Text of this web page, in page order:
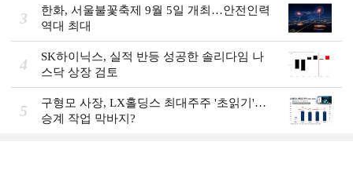
3
한화, 서울불꽃축제 9월 5일 개최…안전인력
역대 최대
4
SK하이닉스, 실적 반등 성공한 솔리다임 나
스닥 상장 검토
5
구형모 사장, LX홀딩스 최대주주 '초읽기'…
승계 작업 막바지?